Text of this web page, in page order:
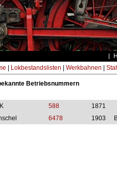
Lokbestandslisten Werkbahnen
Betriebsnummern
588
1871
6478 1903